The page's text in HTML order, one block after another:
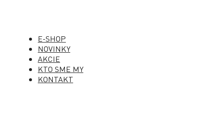
E-SHOP
NOVINKY
AKCIE
KTO SME MY
KONTAKT